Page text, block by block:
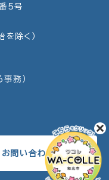
5号
を除く）
務）
お問い合わせ